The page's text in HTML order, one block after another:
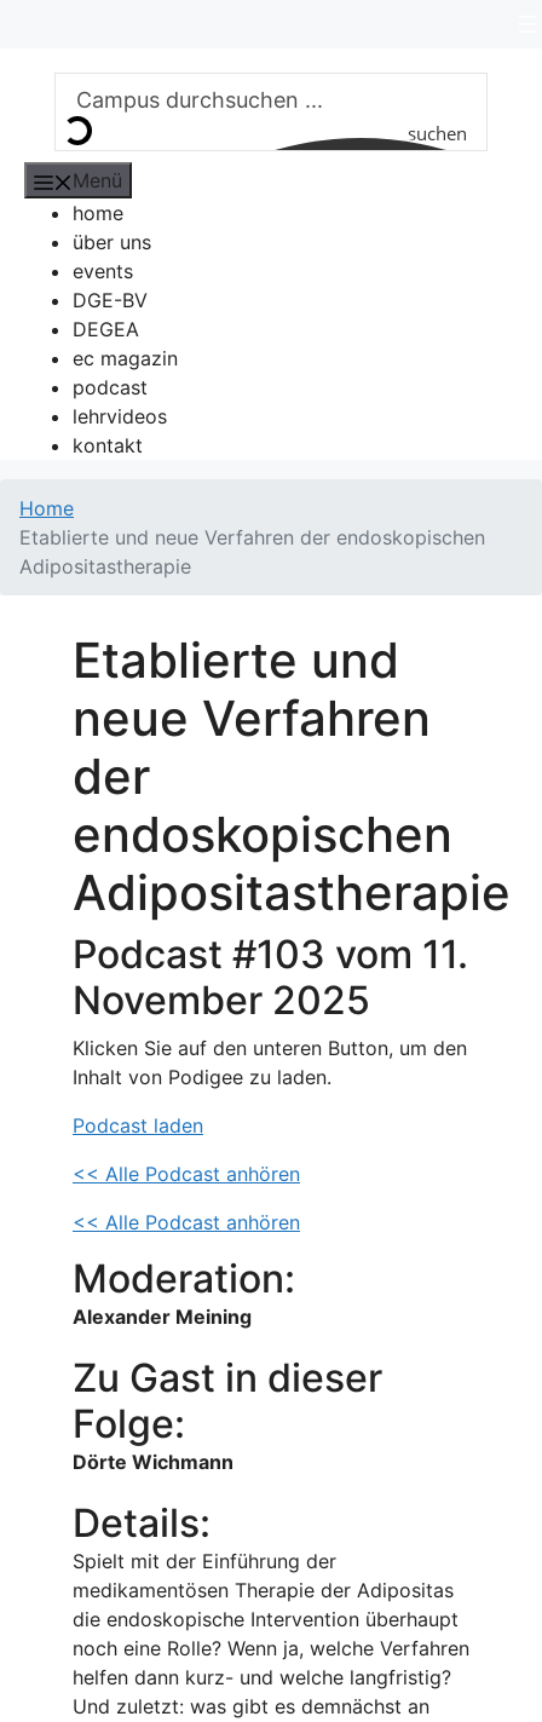
springen
suchen
Menü
home
über uns
events
DGE-BV
DEGEA
ec magazin
podcast
lehrvideos
kontakt
Home
Etablierte und neue Verfahren der endoskopischen
Adipositastherapie
Etablierte und
neue Verfahren
der
endoskopischen
Adipositastherapie
Podcast #103 vom 11.
November 2025
Klicken Sie auf den unteren Button, um den
Inhalt von Podigee zu laden.
Podcast laden
<< Alle Podcast anhören
<< Alle Podcast anhören
Moderation:
Alexander Meining
Zu Gast in dieser
Folge:
Dörte Wichmann
Details:
Spielt mit der Einführung der
medikamentösen Therapie der Adipositas
die endoskopische Intervention überhaupt
noch eine Rolle? Wenn ja, welche Verfahren
helfen dann kurz- und welche langfristig?
Und zuletzt: was gibt es demnächst an